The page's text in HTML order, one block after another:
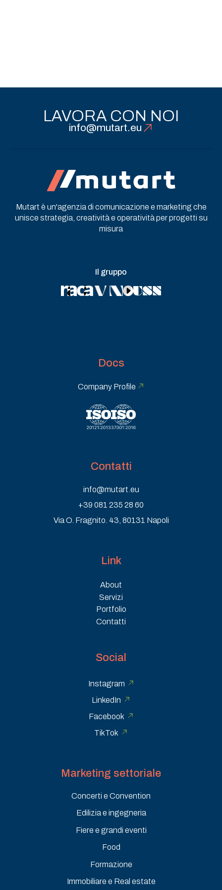
LAVORA CON NOI
info@mutart.eu
Mutart è un'agenzia di comunicazione e marketing che
unisce strategia, creatività e operatività per progetti su
misura
Il gruppo
Docs
Company Profile
Contatti
info@mutart.eu
+39 081 235 28 60
Via O. Fragnito. 43, 80131 Napoli
Link
About
Servizi
Portfolio
Contatti
Social
Instagram
LinkedIn
Facebook
TikTok
Marketing settoriale
Concerti e Convention
Edilizia e ingegneria
Fiere e grandi eventi
Food
Formazione
Immobiliare e Real estate